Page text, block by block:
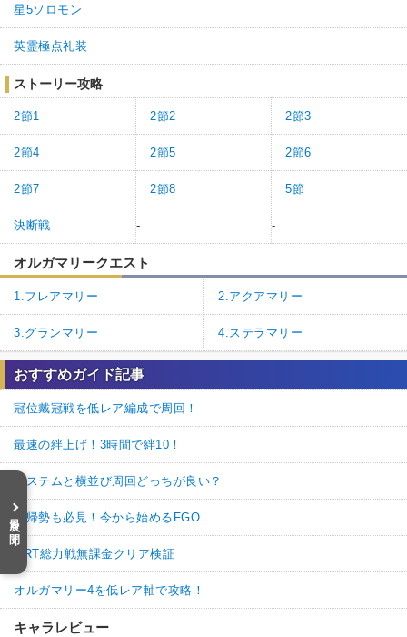
目次を開く
星5ソロモン
英霊極点礼装
ストーリー攻略
2節1 2節2 2節3
2節4 2節5 2節6
2節7 2節8 5節
決断戦 - -
オルガマリークエスト
1.フレアマリー 2.アクアマリー
3.グランマリー 4.ステラマリー
おすすめガイド記事
冠位戴冠戦を低レア編成で周回！
最速の絆上げ！3時間で絆10！
システムと横並び周回どっちが良い？
復帰勢も必見！今から始めるFGO
ORT総力戦無課金クリア検証
オルガマリー4を低レア軸で攻略！
キャラレビュー